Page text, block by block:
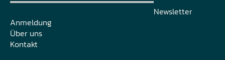
Newsletter
Anmeldung
Über uns
Kontakt